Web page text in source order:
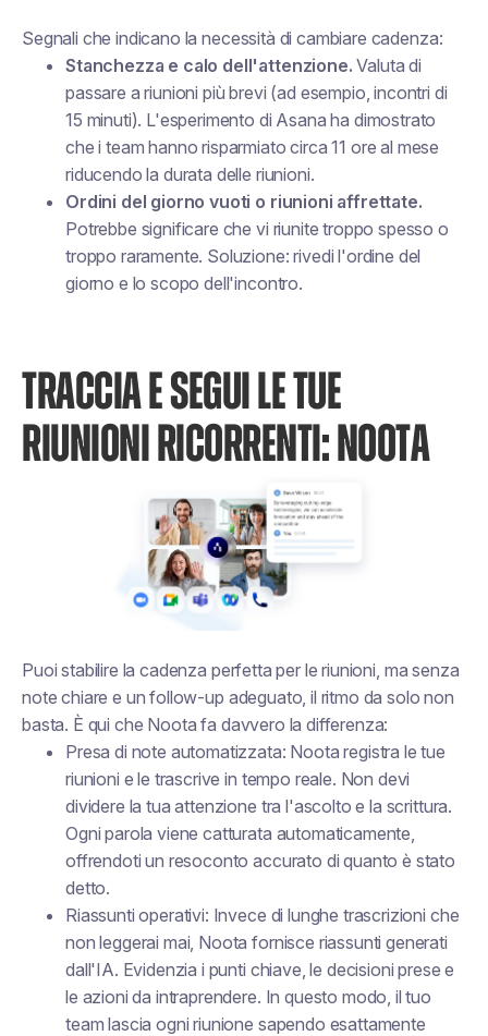
Segnali che indicano la necessità di cambiare cadenza:
Stanchezza e calo dell'attenzione. Valuta di
passare a riunioni più brevi (ad esempio, incontri di
15 minuti). L'esperimento di Asana ha dimostrato
che i team hanno risparmiato circa 11 ore al mese
riducendo la durata delle riunioni.
Ordini del giorno vuoti o riunioni affrettate.
Potrebbe significare che vi riunite troppo spesso o
troppo raramente. Soluzione: rivedi l'ordine del
giorno e lo scopo dell'incontro.
TRACCIA E SEGUI LE TUE
RIUNIONI RICORRENTI: NOOTA
Puoi stabilire la cadenza perfetta per le riunioni, ma senza
note chiare e un follow-up adeguato, il ritmo da solo non
basta. È qui che Noota fa davvero la differenza:
Presa di note automatizzata: Noota registra le tue
riunioni e le trascrive in tempo reale. Non devi
dividere la tua attenzione tra l'ascolto e la scrittura.
Ogni parola viene catturata automaticamente,
offrendoti un resoconto accurato di quanto è stato
detto.
Riassunti operativi: Invece di lunghe trascrizioni che
non leggerai mai, Noota fornisce riassunti generati
dall'IA. Evidenzia i punti chiave, le decisioni prese e
le azioni da intraprendere. In questo modo, il tuo
team lascia ogni riunione sapendo esattamente